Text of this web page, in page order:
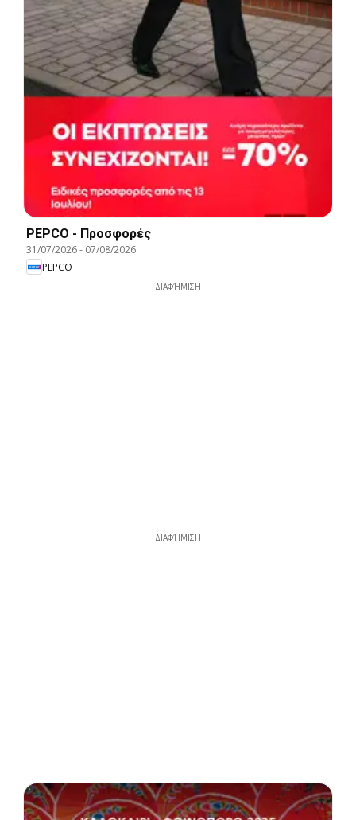
PEPCO - Προσφορές
31/07/2026- 07/08/2026
PEPCO
ΔΙΑΦΉΜΙΣΗ
ΔΙΑΦΉΜΙΣΗ